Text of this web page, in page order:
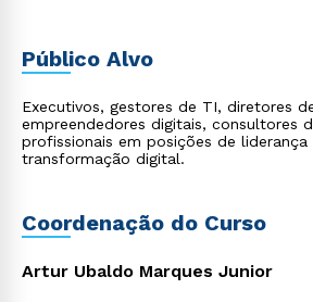
Público Alvo
Executivos, gestores de TI, diretores
empreendedores digitais, consultores
profissionais em posições de
transformação digital.
Coordenação do Curso
Artur Ubaldo Marques Junior